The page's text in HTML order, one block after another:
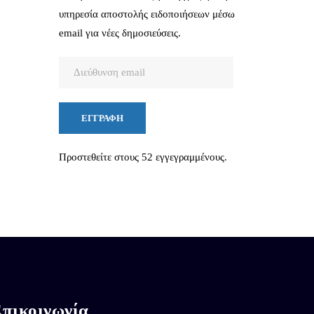
υπηρεσία αποστολής ειδοποιήσεων μέσω
email για νέες δημοσιεύσεις.
ΕΓΓΡΑΦΉ
Προστεθείτε στους 52 εγγεγραμμένους.